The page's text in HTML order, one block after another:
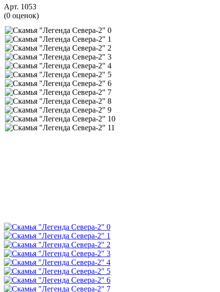
Арт. 1053
(0 оценок)